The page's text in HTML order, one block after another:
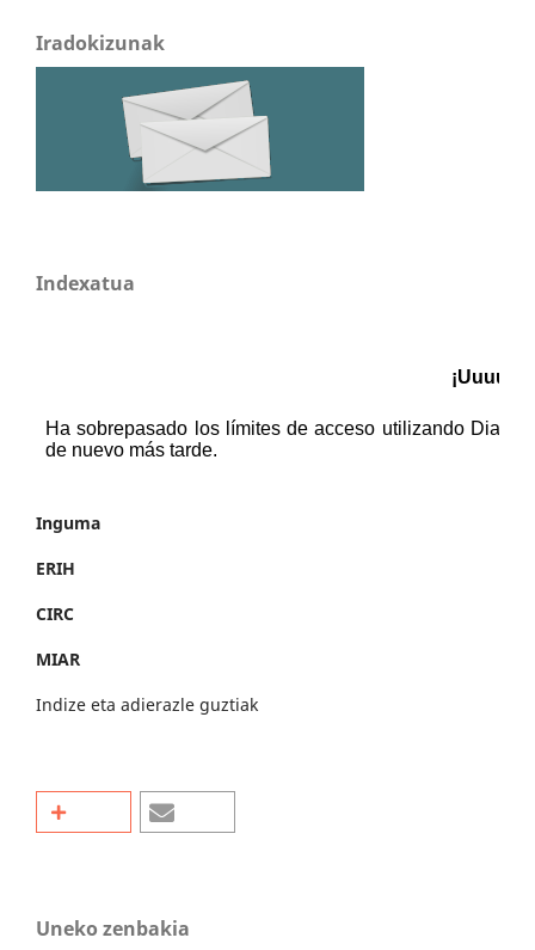
Iradokizunak
Indexatua
Inguma
ERIH
CIRC
MIAR
Indize eta adierazle guztiak
Uneko zenbakia